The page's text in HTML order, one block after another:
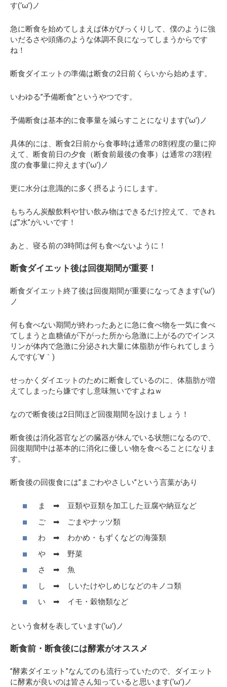
す(‘ω’)ノ
急に断食を始めてしまえば体がびっくりして、僕のように強
いだるさや頭痛のような体調不良になってしまうからです
ね！
断食ダイエットの準備は断食の2日前くらいから始めます。
いわゆる”予備断食”というやつです。
予備断食は基本的に食事量を減らすことになります(‘ω’)ノ
具体的には、断食2日前から食事時は通常の8割程度の量に抑
えて、断食前日の夕食（断食前最後の食事）は通常の3割程
度の食事量に抑えます(‘ω’)ノ
更に水分は意識的に多く摂るようにします。
もちろん炭酸飲料や甘い飲み物はできるだけ控えて、できれ
ば”水”がいいです！
あと、寝る前の3時間は何も食べないように！
断食ダイエット後は回復期間が重要！
断食ダイエット終了後は回復期間が重要になってきます(‘ω’)
ノ
何も食べない期間が終わったあとに急に食べ物を一気に食べ
てしまうと血糖値が下がった所から急激に上がるのでインス
リンが体内で急激に分泌され大量に体脂肪が作られてしまう
んです(;´∀｀)
せっかくダイエットのために断食しているのに、体脂肪が増
えてしまったら嫌ですし意味無いですよねｗ
なので断食後は2日間ほど回復期間を設けましょう！
断食後は消化器官などの臓器が休んでいる状態になるので、
回復期間中は基本的に消化に優しい物を食べることになりま
す。
断食後の回復食には”まごわやさしい”という言葉があり
ま ➡ 豆類や豆類を加工した豆腐や納豆など
ご ➡ ごまやナッツ類
わ ➡ わかめ・もずくなどの海藻類
や ➡ 野菜
さ ➡ 魚
し ➡ しいたけやしめじなどのキノコ類
い ➡ イモ・穀物類など
という食材を表しています(‘ω’)ノ
断食前・断食後には酵素がオススメ
”酵素ダイエット”なんてのも流行っていたので、ダイエット
に酵素が良いのは皆さん知っていると思います(‘ω’)ノ